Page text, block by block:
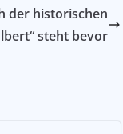
der historischen
steht bevor